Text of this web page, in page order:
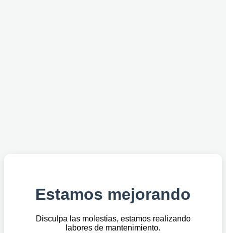
Estamos mejorando
Disculpa las molestias, estamos realizando
labores de mantenimiento.